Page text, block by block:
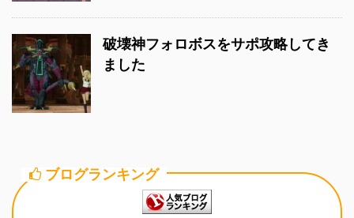
破壊神フォロボスをサポ攻略してき
ました
ブログランキング